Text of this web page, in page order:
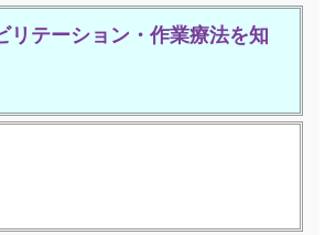
リテーション・作業療法を知